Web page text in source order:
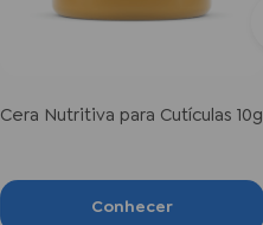
Cera Nutritiva para Cutículas 10g
Conhecer